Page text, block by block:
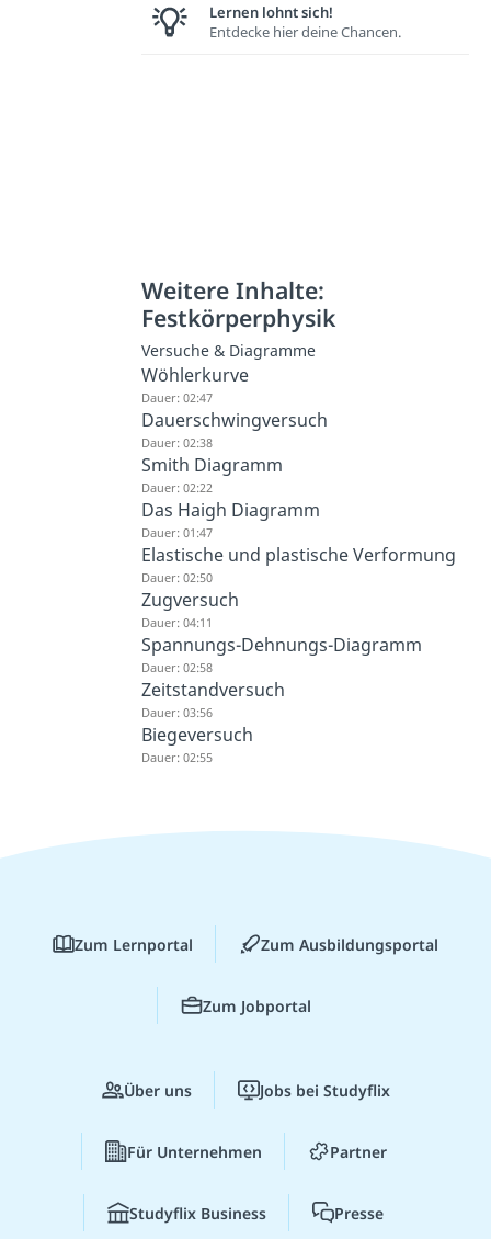
Lernen lohnt sich!
Entdecke hier deine Chancen.
Weitere Inhalte:
Festkörperphysik
Versuche & Diagramme
Wöhlerkurve
Dauer: 02:47
Dauerschwingversuch
Dauer: 02:38
Smith Diagramm
Dauer: 02:22
Das Haigh Diagramm
Dauer: 01:47
Elastische und plastische Verformung
Dauer: 02:50
Zugversuch
Dauer: 04:11
Spannungs-Dehnungs-Diagramm
Dauer: 02:58
Zeitstandversuch
Dauer: 03:56
Biegeversuch
Dauer: 02:55
Zum Lernportal Zum Ausbildungsportal
Zum Jobportal
Über uns Jobs bei Studyflix
Für Unternehmen Partner
Studyflix Business Presse